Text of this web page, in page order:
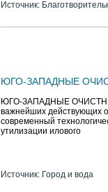
Источник:
ЮГО-ЗАПАДНЫЕ
ЮГО-ЗАПАДНЫЕ
важнейших действующих
современный
утилизации илового
Источник: Город и вода